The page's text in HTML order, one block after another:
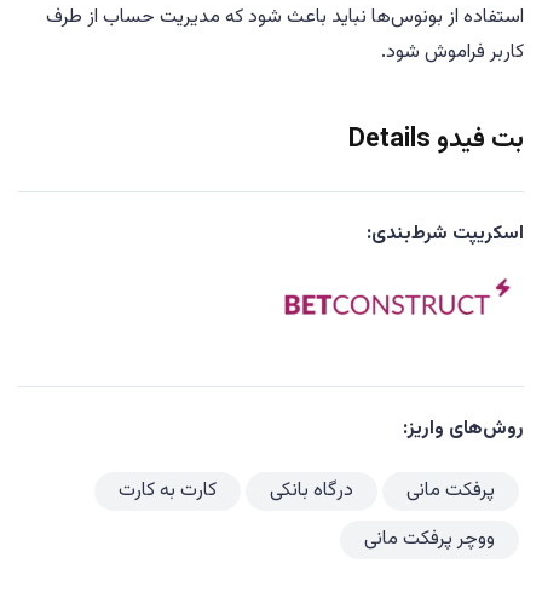
استفاده از بونوس‌ها نباید باعث شود که مدیریت حساب از طرف
کاربر فراموش شود.
بت فیدو Details
اسکریپت شرط‌بندی:
روش‌های واریز:
پرفکت مانی درگاه بانکی
کارت به کارت
ووچر پرفکت مانی